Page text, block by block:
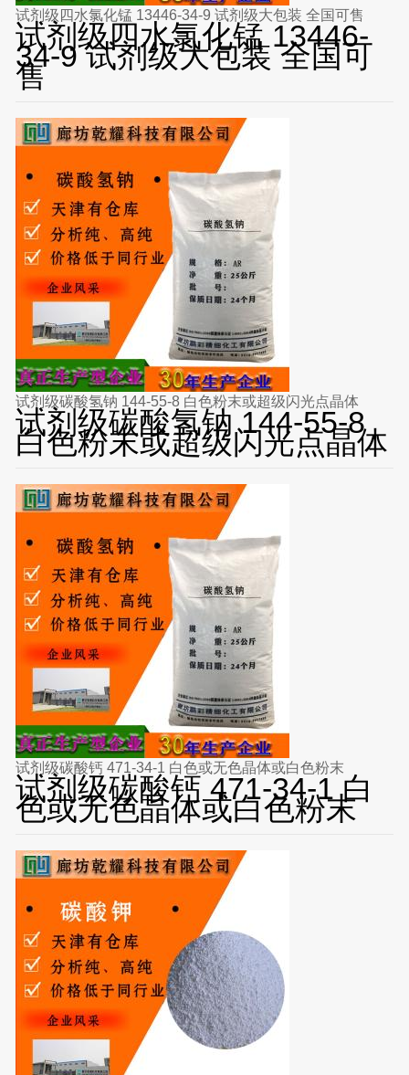
试剂级四水氯化锰 13446-34-9 试剂级大包装 全国可售
试剂级四水氯化锰 13446-
34-9 试剂级大包装 全国可
售
试剂级碳酸氢钠 144-55-8 白色粉末或超级闪光点晶体
试剂级碳酸氢钠 144-55-8
白色粉末或超级闪光点晶体
试剂级碳酸钙 471-34-1 白色或无色晶体或白色粉末
试剂级碳酸钙 471-34-1 白
色或无色晶体或白色粉末